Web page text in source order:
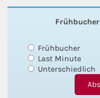
Frühbucher
Last Minute
Unterschiedlich